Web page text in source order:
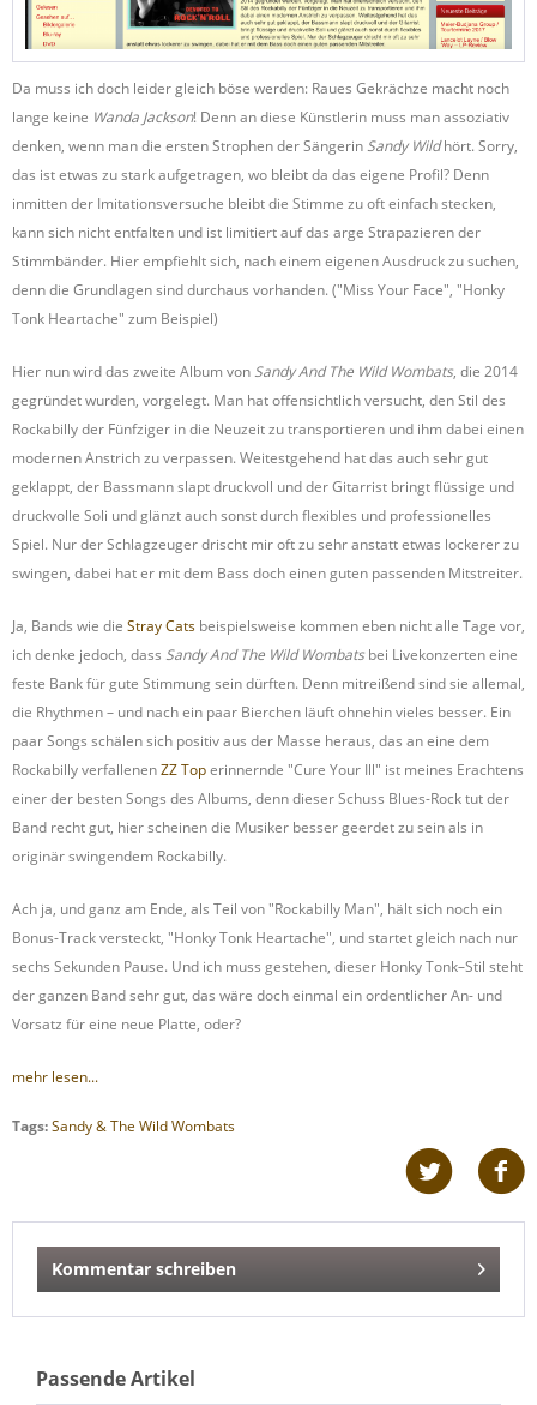
Da muss ich doch leider gleich böse werden: Raues Gekrächze macht noch
lange keine Wanda Jackson! Denn an diese Künstlerin muss man assoziativ
denken, wenn man die ersten Strophen der Sängerin Sandy Wildhört. Sorry,
das ist etwas zu stark aufgetragen, wo bleibt da das eigene Profil? Denn
inmitten der Imitationsversuche bleibt die Stimme zu oft einfach stecken,
kann sich nicht entfalten und ist limitiert auf das arge Strapazieren der
Stimmbänder. Hier empfiehlt sich, nach einem eigenen Ausdruck zu suchen,
denn die Grundlagen sind durchaus vorhanden. ("Miss Your Face", "Honky
Tonk Heartache" zum Beispiel)
Hier nun wird das zweite Album von Sandy And The Wild Wombats, die 2014
gegründet wurden, vorgelegt. Man hat offensichtlich versucht, den Stil des
Rockabilly der Fünfziger in die Neuzeit zu transportieren und ihm dabei einen
modernen Anstrich zu verpassen. Weitestgehend hat das auch sehr gut
geklappt, der Bassmann slapt druckvoll und der Gitarrist bringt flüssige und
druckvolle Soli und glänzt auch sonst durch flexibles und professionelles
Spiel. Nur der Schlagzeuger drischt mir oft zu sehr anstatt etwas lockerer zu
swingen, dabei hat er mit dem Bass doch einen guten passenden Mitstreiter.
Ja, Bands wie die Stray Cats beispielsweise kommen eben nicht alle Tage vor,
ich denke jedoch, dass Sandy And The Wild Wombats bei Livekonzerten eine
feste Bank für gute Stimmung sein dürften. Denn mitreißend sind sie allemal,
die Rhythmen – und nach ein paar Bierchen läuft ohnehin vieles besser. Ein
paar Songs schälen sich positiv aus der Masse heraus, das an eine dem
Rockabilly verfallenenZZ Toperinnernde "Cure Your Ill" ist meines Erachtens
einer der besten Songs des Albums, denn dieser Schuss Blues-Rock tut der
Band recht gut, hier scheinen die Musiker besser geerdet zu sein als in
originär swingendem Rockabilly.
Ach ja, und ganz am Ende, als Teil von "Rockabilly Man", hält sich noch ein
Bonus-Track versteckt, "Honky Tonk Heartache", und startet gleich nach nur
sechs Sekunden Pause. Und ich muss gestehen, dieser Honky Tonk–Stil steht
der ganzen Band sehr gut, das wäre doch einmal ein ordentlicher An- und
Vorsatz für eine neue Platte, oder?
mehr lesen...
Tags:Sandy & The Wild Wombats
Kommentar schreiben
Passende Artikel